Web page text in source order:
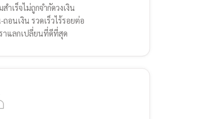
ำเร็จไม่ถูกจำกัดวงเงิน
ถอนเงิน รวดเร็วไร้รอยต่อ
าแลกเปลี่ยนที่ดีที่สุด